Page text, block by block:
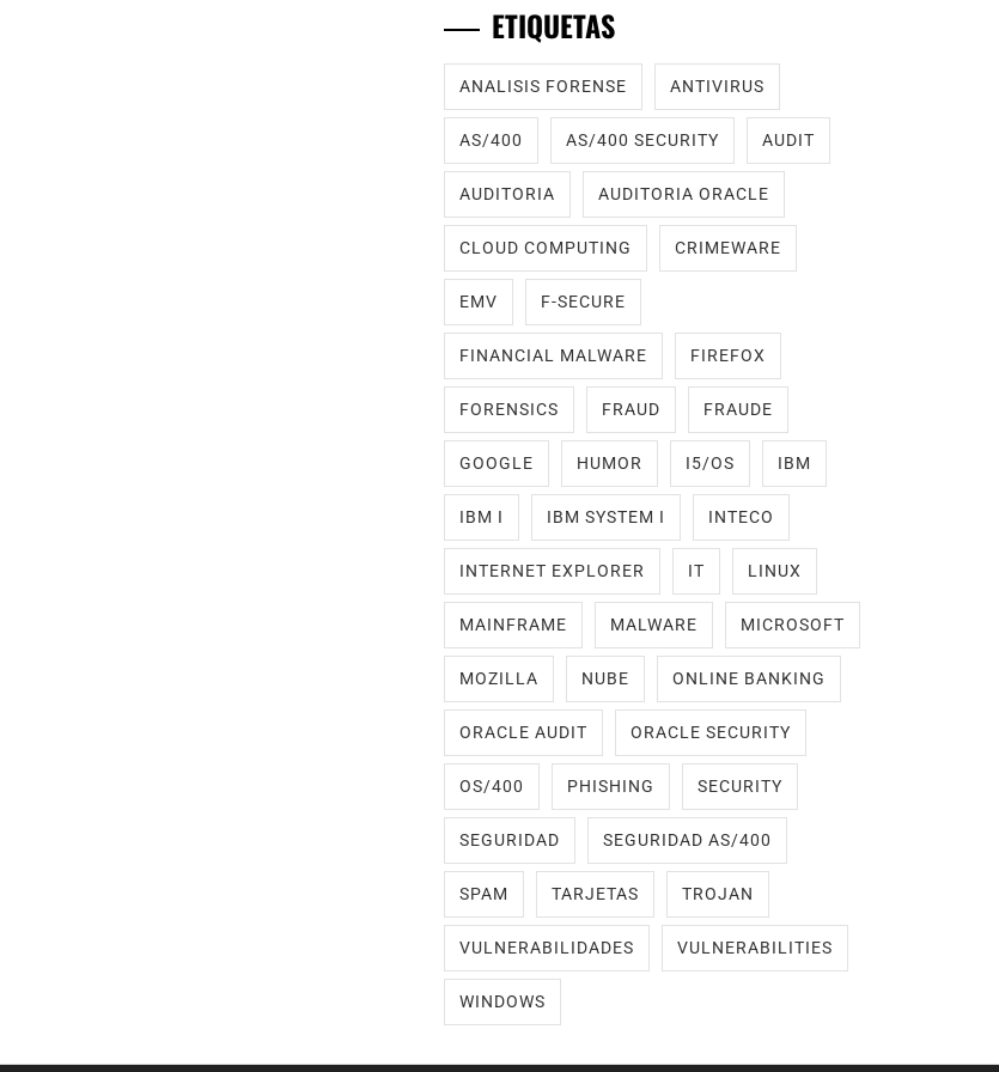
ETIQUETAS
ANALISIS FORENSE ANTIVIRUS
AS/400 AS/400 SECURITY AUDIT
AUDITORIA AUDITORIA ORACLE
CLOUD COMPUTING CRIMEWARE
EMV F-SECURE
FINANCIAL MALWARE FIREFOX
FORENSICS FRAUD FRAUDE
GOOGLE HUMOR I5/OS IBM
IBM I IBM SYSTEM I INTECO
INTERNET EXPLORER IT LINUX
MAINFRAME MALWARE MICROSOFT
MOZILLA NUBE ONLINE BANKING
ORACLE AUDIT ORACLE SECURITY
OS/400 PHISHING SECURITY
SEGURIDAD SEGURIDAD AS/400
SPAM TARJETAS TROJAN
VULNERABILIDADES VULNERABILITIES
WINDOWS